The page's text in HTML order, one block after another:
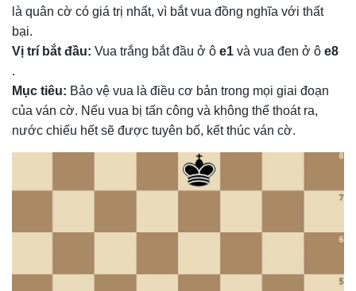
là quân cờ có giá trị nhất, vì bắt vua đồng nghĩa với thất
bại.
Vị trí bắt đầu: Vua trắng bắt đầu ở ô e1 và vua đen ở ô e8
.
Mục tiêu: Bảo vệ vua là điều cơ bản trong mọi giai đoạn
của ván cờ. Nếu vua bị tấn công và không thể thoát ra,
nước chiếu hết sẽ được tuyên bố, kết thúc ván cờ.